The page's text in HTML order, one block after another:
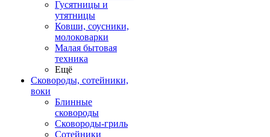
Гусятницы и
утятницы
Ковши, соусники,
молоковарки
Малая бытовая
техника
Ещё
Сковороды, сотейники,
воки
Блинные
сковороды
Сковороды-гриль
Сотейники